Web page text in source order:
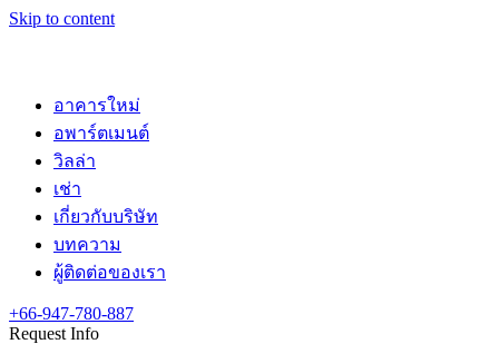
Skip to content
อาคารใหม่
อพาร์ตเมนต์
วิลล่า
เช่า
เกี่ยวกับบริษัท
บทความ
ผู้ติดต่อของเรา
+66-947-780-887
Request Info